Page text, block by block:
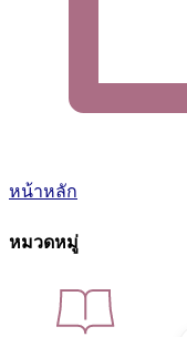
หน้าหลัก
หมวดหมู่